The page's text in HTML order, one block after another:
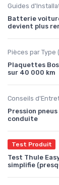
Guides
Batterie
devient plus
Pièces par Type
Plaquettes
sur 40 000 km
Conseils
Pression
conduite
Test Produit
Test Thule
simplifie